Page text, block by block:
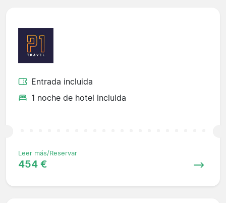
Entrada incluida
1 noche de hotel incluida
Leer más/Reservar
454 €